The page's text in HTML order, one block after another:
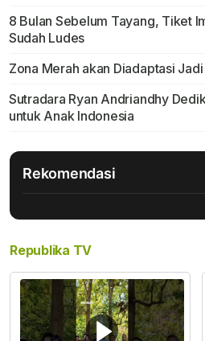
8 Bulan Sebelum Tayang, Tiket
Sudah Ludes
Zona Merah akan Diadaptasi Jadi
Sutradara Ryan Andriandhy
untuk Anak Indonesia
Rekomendasi
Republika TV